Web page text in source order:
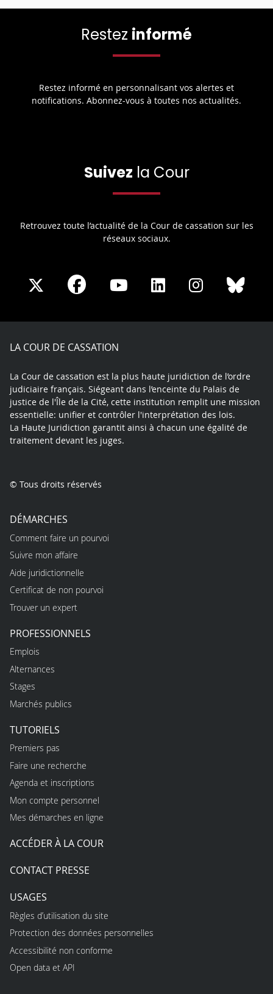
Restez informé
Restez informé en personnalisant vos alertes et
notifications. Abonnez-vous à toutes nos actualités.
Suivez la Cour
Retrouvez toute l’actualité de la Cour de cassation sur les
réseaux sociaux.
Share
X
Share
Facebook
Share
Youtube
Share
LinkedIn
Share
Instagram
LA COUR DE CASSATION
La Cour de cassation est la plus haute juridiction de l’ordre
judiciaire français. Siégeant dans l’enceinte du Palais de
justice de l'Île de la Cité, cette institution remplit une mission
essentielle: unifier et contrôler l'interprétation des lois.
La Haute Juridiction garantit ainsi à chacun une égalité de
traitement devant les juges.
© Tous droits réservés
DÉMARCHES
Comment faire un pourvoi
Suivre mon affaire
Aide juridictionnelle
Certificat de non pourvoi
Trouver un expert
PROFESSIONNELS
Emplois
Alternances
Stages
Marchés publics
TUTORIELS
Premiers pas
Faire une recherche
Agenda et inscriptions
Mon compte personnel
Mes démarches en ligne
ACCÉDER À LA COUR
CONTACT PRESSE
USAGES
Règles d’utilisation du site
Protection des données personnelles
Accessibilité non conforme
Open data et API